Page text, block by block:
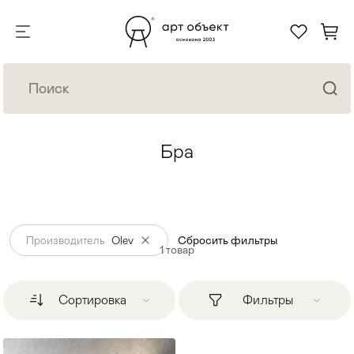
Бра
Производитель Olev Сбросить фильтры
1товар
Сортировка Фильтры